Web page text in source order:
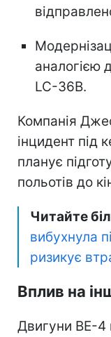
аналогією
LC-36B.
Компанія
інцидент під
планує
польотів до
Читайте
вибухнула
ризикує
Вплив на
Двигуни BE-4